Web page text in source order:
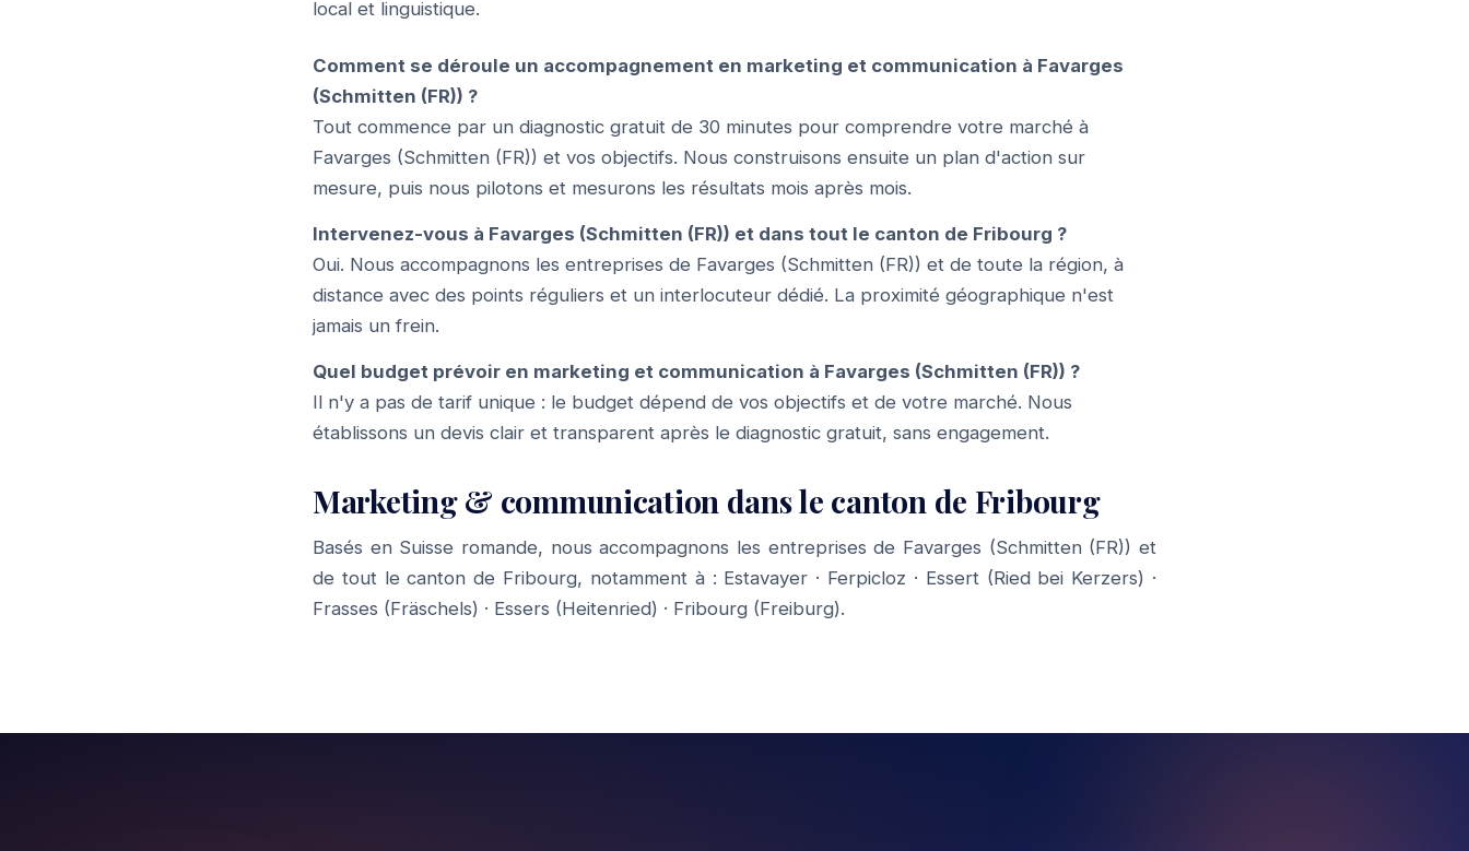
local et linguistique.
Comment se déroule un accompagnement en marketing et communication à Favarges
(Schmitten (FR)) ?
Tout commence par un diagnostic gratuit de 30 minutes pour comprendre votre marché à
Favarges (Schmitten (FR)) et vos objectifs. Nous construisons ensuite un plan d'action sur
mesure, puis nous pilotons et mesurons les résultats mois après mois.
Intervenez-vous à Favarges (Schmitten (FR)) et dans tout le canton de Fribourg ?
Oui. Nous accompagnons les entreprises de Favarges (Schmitten (FR)) et de toute la région, à
distance avec des points réguliers et un interlocuteur dédié. La proximité géographique n'est
jamais un frein.
Quel budget prévoir en marketing et communication à Favarges (Schmitten (FR)) ?
Il n'y a pas de tarif unique : le budget dépend de vos objectifs et de votre marché. Nous
établissons un devis clair et transparent après le diagnostic gratuit, sans engagement.
Marketing & communication dans le canton de Fribourg
Basés en Suisse romande, nous accompagnons les entreprises de Favarges (Schmitten (FR)) et
de tout le canton de Fribourg, notamment à : Estavayer · Ferpicloz · Essert (Ried bei Kerzers) ·
Frasses (Fräschels) · Essers (Heitenried) · Fribourg (Freiburg).